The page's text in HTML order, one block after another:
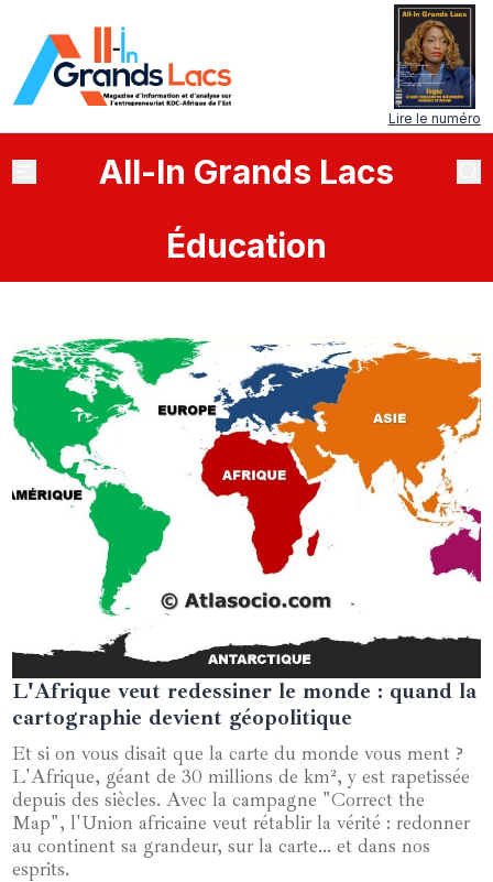
Lire le numéro
All-In Grands Lacs
Éducation
18 août 2025
L'Afrique veut redessiner le monde : quand la
cartographie devient géopolitique
Et si on vous disait que la carte du monde vous ment ?
L'Afrique, géant de 30 millions de km², y est rapetissée
depuis des siècles. Avec la campagne "Correct the
Map", l'Union africaine veut rétablir la vérité : redonner
au continent sa grandeur, sur la carte… et dans nos
esprits.